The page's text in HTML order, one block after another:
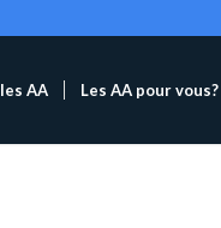
AA Les AA pour vous?